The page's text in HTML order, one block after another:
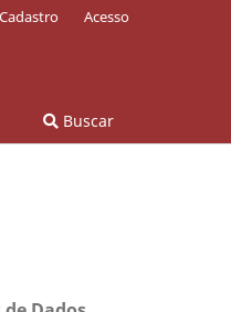
Buscar
Cadastro Acesso